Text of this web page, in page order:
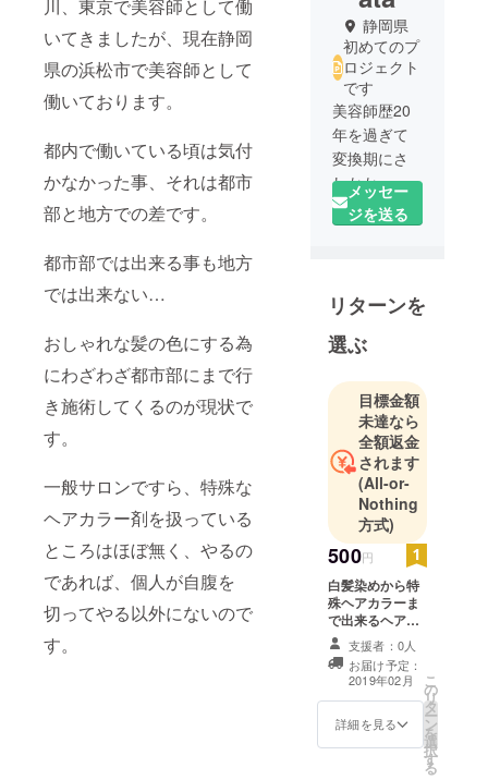
川、東京で美容師として働
いてきましたが、現在静岡
県の浜松市で美容師として
働いております。
都内で働いている頃は気付
かなかった事、それは都市
部と地方での差です。
都市部では出来る事も地方
では出来ない…
おしゃれな髪の色にする為
にわざわざ都市部にまで行
き施術してくるのが現状で
す。
一般サロンですら、特殊な
ヘアカラー剤を扱っている
ところはほぼ無く、やるの
であれば、個人が自腹を
切ってやる以外にないので
す。
静岡県
初めてのプ
ロジェクト
です
美容師歴20
年を過ぎて
変換期にさ
しかかった
この頃…
色彩心理学
意識したデ
徴。
しヴィダ
ル・サッ
スーンで
カットを学
ぶ。
温故知新を
大切にし、
日々奮闘中
です。
カット、カ
ラー、パー
マetc全ての
技術は出来
カラーに特
メッセー
ジを送る
リターンを
選ぶ
目標金額
未達なら
全額返金
されます
(All-or-
Nothing
方式)
500円
白髪染めから特
殊ヘアカラーま
で出来るヘアカ
ラー専門店を
OPENさせたい
想いに共感して
下さる方でただ
単に応援してる
よ！という気持
支援者：0人
お届け予定：
2019年02月
詳細を見る
こ
の
リ
タ
ー
ン
を
選
択
す
る